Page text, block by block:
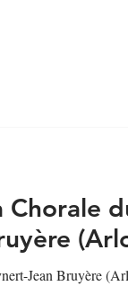
Chorale
Jean Bruyère